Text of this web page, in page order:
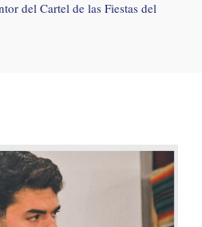
del Cartel de las Fiestas del